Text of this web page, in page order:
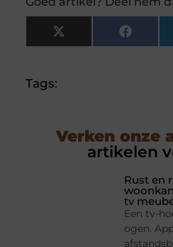
X
(Twitter)
Tags:
Verken onze
artikelen
Rust en
tv
Een tv-
ogen.